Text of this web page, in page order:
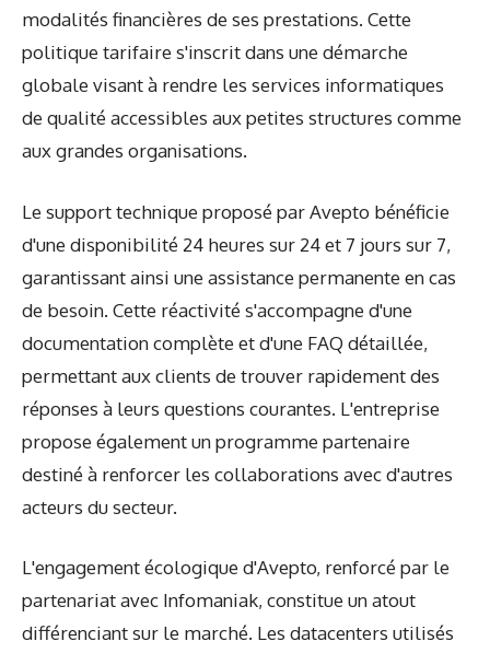
modalités financières de ses prestations. Cette
politique tarifaire s'inscrit dans une démarche
globale visant à rendre les services informatiques
de qualité accessibles aux petites structures comme
aux grandes organisations.
Le support technique proposé par Avepto bénéficie
d'une disponibilité 24 heures sur 24 et 7 jours sur 7,
garantissant ainsi une assistance permanente en cas
de besoin. Cette réactivité s'accompagne d'une
documentation complète et d'une FAQ détaillée,
permettant aux clients de trouver rapidement des
réponses à leurs questions courantes. L'entreprise
propose également un programme partenaire
destiné à renforcer les collaborations avec d'autres
acteurs du secteur.
L'engagement écologique d'Avepto, renforcé par le
partenariat avec Infomaniak, constitue un atout
différenciant sur le marché. Les datacenters utilisés